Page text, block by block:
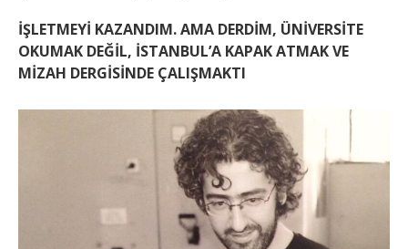
İŞLETMEYİ KAZANDIM. AMA DERDİM, ÜNİVERSİTE
OKUMAK DEĞİL, İSTANBUL’A KAPAK ATMAK VE
MİZAH DERGİSİNDE ÇALIŞMAKTI